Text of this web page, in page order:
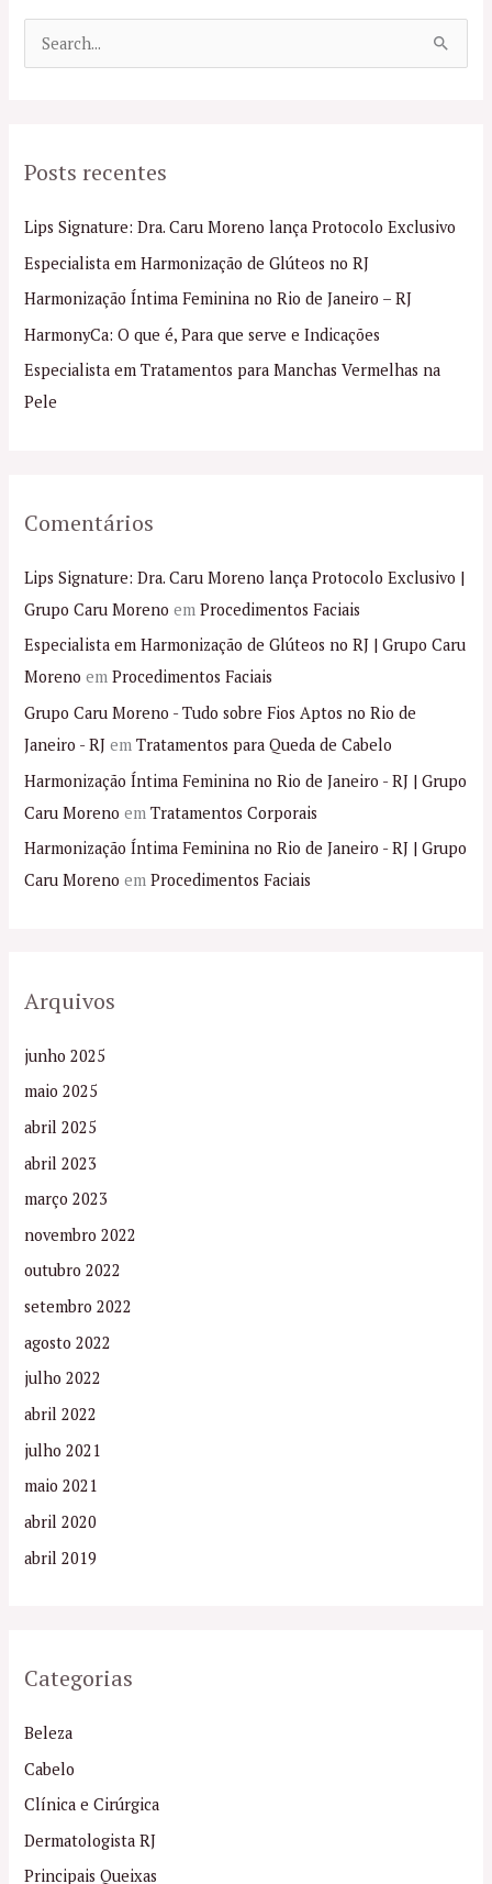
u
s
a
r
p
o
r
Posts recentes
Lips Signature: Dra. Caru Moreno lança Protocolo Exclusivo
Especialista em Harmonização de Glúteos no RJ
Harmonização Íntima Feminina no Rio de Janeiro – RJ
HarmonyCa: O que é, Para que serve e Indicações
Especialista em Tratamentos para Manchas Vermelhas na
Pele
Comentários
Lips Signature: Dra. Caru Moreno lança Protocolo Exclusivo |
Grupo Caru Moreno emProcedimentos Faciais
Especialista em Harmonização de Glúteos no RJ | Grupo Caru
Moreno emProcedimentos Faciais
Grupo Caru Moreno - Tudo sobre Fios Aptos no Rio de
Janeiro - RJ emTratamentos para Queda de Cabelo
Harmonização Íntima Feminina no Rio de Janeiro - RJ | Grupo
Caru Moreno emTratamentos Corporais
Harmonização Íntima Feminina no Rio de Janeiro - RJ | Grupo
Caru Moreno emProcedimentos Faciais
Arquivos
junho 2025
maio 2025
abril 2025
abril 2023
março 2023
novembro 2022
outubro 2022
setembro 2022
agosto 2022
julho 2022
abril 2022
julho 2021
maio 2021
abril 2020
abril 2019
Categorias
Beleza
Cabelo
Clínica e Cirúrgica
Dermatologista RJ
Principais Queixas